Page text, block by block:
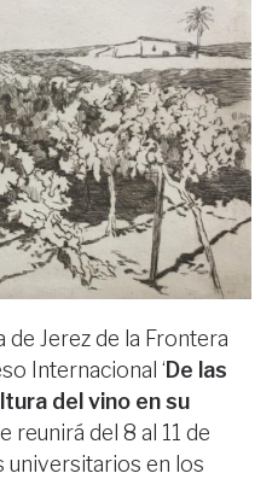
de Jerez de la Frontera
Internacional ‘De las
del vino en su
reunirá del 8 al 11 de
universitarios en los